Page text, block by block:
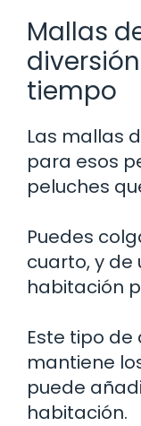
Mallas
tiempo
Las mallas
para esos
peluches
Puedes
cuarto, y de
habitación
Este tipo
mantiene
puede
habitación.